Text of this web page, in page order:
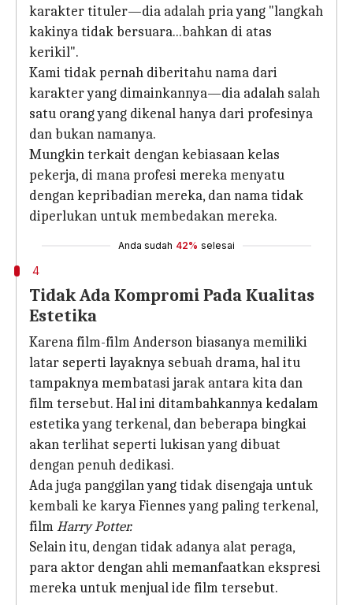
karakter tituler—dia adalah pria yang "langkah
kakinya tidak bersuara...bahkan di atas
kerikil".
Kami tidak pernah diberitahu nama dari
karakter yang dimainkannya—dia adalah salah
satu orang yang dikenal hanya dari profesinya
dan bukan namanya.
Mungkin terkait dengan kebiasaan kelas
pekerja, di mana profesi mereka menyatu
dengan kepribadian mereka, dan nama tidak
diperlukan untuk membedakan mereka.
Anda sudah 42% selesai
4
Tidak Ada Kompromi Pada Kualitas
Estetika
Karena film-film Anderson biasanya memiliki
latar seperti layaknya sebuah drama, hal itu
tampaknya membatasi jarak antara kita dan
film tersebut. Hal ini ditambahkannya kedalam
estetika yang terkenal, dan beberapa bingkai
akan terlihat seperti lukisan yang dibuat
dengan penuh dedikasi.
Ada juga panggilan yang tidak disengaja untuk
kembali ke karya Fiennes yang paling terkenal,
filmHarry Potter.
Selain itu, dengan tidak adanya alat peraga,
para aktor dengan ahli memanfaatkan ekspresi
mereka untuk menjual ide film tersebut.